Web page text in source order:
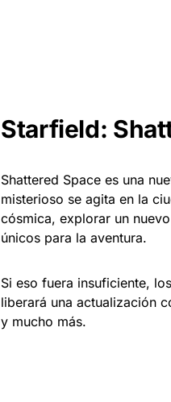
Starfield:
Shattered Space es una
misterioso se agita en la
cósmica, explorar un
únicos para la aventura.
Si eso fuera insuficiente,
liberará una actualización
y mucho más.